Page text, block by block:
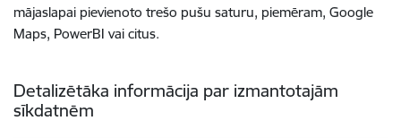
mājaslapai pievienoto trešo pušu saturu, piemēram, Google
Maps, PowerBI vai citus.
Detalizētāka informācija par izmantotajām
sīkdatnēm